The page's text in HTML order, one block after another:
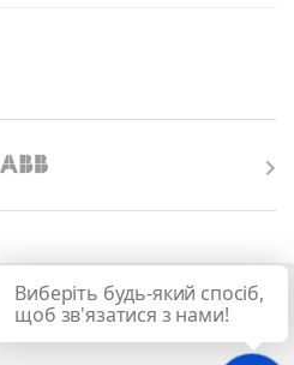
Виберіть будь-який спосіб,
щоб зв'язатися з нами!